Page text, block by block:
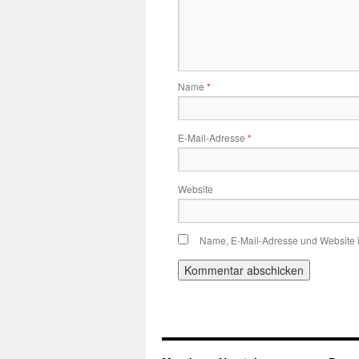
Name *
E-Mail-Adresse *
Website
Name, E-Mail-Adresse und